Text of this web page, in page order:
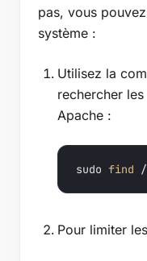
pas, vous
système :
Utilisez la
rechercher
Apache :
sudo find
Pour limiter